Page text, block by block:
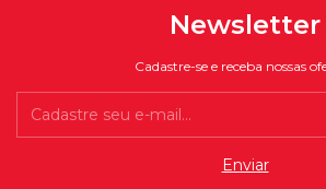
Newsletter
Cadastre-se e receba nossas